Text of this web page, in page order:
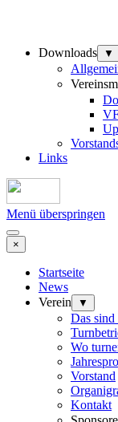
Downloads
▼
Links
Menü überspringen
×
Startseite
News
Verein
▼
Das
Wo
Vorstand
Kontakt